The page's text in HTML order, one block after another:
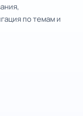
по темам и